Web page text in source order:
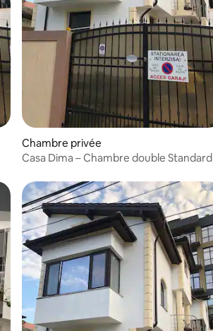
Chambre privée
Casa Dima – Chambre double Standard